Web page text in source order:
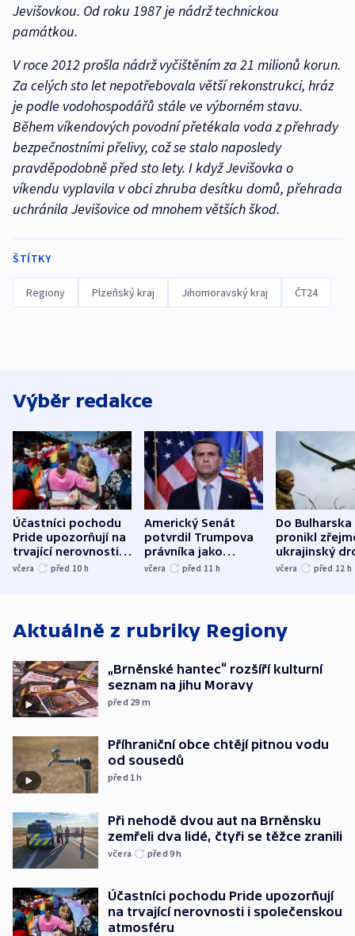
Jevišovkou. Od roku 1987 je nádrž technickou
památkou.
V roce 2012 prošla nádrž vyčištěním za 21 milionů korun.
Za celých sto let nepotřebovala větší rekonstrukci, hráz
je podle vodohospodářů stále ve výborném stavu.
Během víkendových povodní přetékala voda z přehrady
bezpečnostními přelivy, což se stalo naposledy
pravděpodobně před sto lety. I když Jevišovka o
víkendu vyplavila v obci zhruba desítku domů, přehrada
uchránila Jevišovice od mnohem větších škod.
ŠTÍTKY
Regiony Plzeňský kraj Jihomoravský kraj ČT24
Výběr redakce
Účastníci pochodu
Pride upozorňují na
trvající nerovnosti i
společenskou
včera před 10 h
Americký Senát
potvrdil Trumpova
právníka jako
ministra
včera před 11 h
Do Bulharska
pronikl
ukrajinský
explodoval
včera před 12 h
Aktuálně z rubriky Regiony
„Brněnské hantec“ rozšíří kulturní
seznam na jihu Moravy
před 29 m
Příhraniční obce chtějí pitnou vodu
od sousedů
před 1h
Při nehodě dvou aut na Brněnsku
zemřeli dva lidé, čtyři se těžce zranili
včera před 9h
Účastníci pochodu Pride upozorňují
na trvající nerovnosti i společenskou
atmosféru